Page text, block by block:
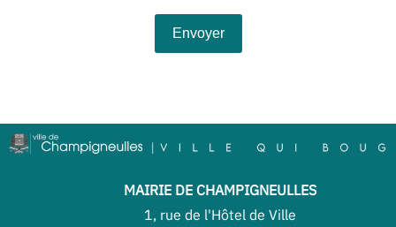
Envoyer
MAIRIE DE CHAMPIGNEULLES
1, rue de l'Hôtel de Ville